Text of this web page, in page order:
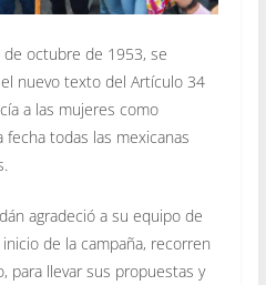
octubre de 1953, se
nuevo texto del Artículo 34
a las mujeres como
fecha todas las mexicanas
agradeció a su equipo de
de la campaña, recorren
para llevar sus propuestas y